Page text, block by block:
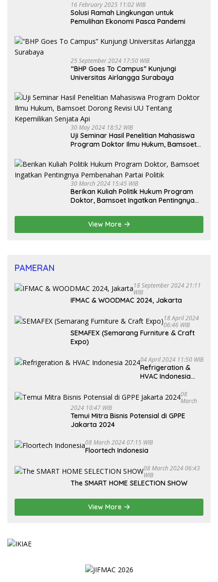
16 February 2025 11:02 WIB
Solusi Ramah Lingkungan untuk
Pemulihan Ekonomi Pasca Pandemi
25 September 2024 17:50 WIB
“BHP Goes To Campus” Kunjungi
Universitas Airlangga Surabaya
30 May 2024 18:52 WIB
Uji Seminar Hasil Penelitian Mahasiswa
Program Doktor Ilmu Hukum, Bamsoet
Senjata Api
30 March 2024 15:45 WIB
Berikan Kuliah Politik Hukum Program
Doktor, Bamsoet Ingatkan Pentingnya
View More
PAMERAN
18 September 2024 21:11
WIB
IFMAC & WOODMAC 2024, Jakarta
18 April 2024
06:46 WIB
SEMAFEX (Semarang Furniture & Craft
Expo)
04 April 2024 11:50 WIB
Refrigeration &
HVAC Indonesia
08
March
2024 10:47 WIB
Temui Mitra Bisnis Potensial di GPPE
Jakarta 2024
08 March 2024 07:15 WIB
Floortech Indonesia
08 March 2024 06:43
WIB
The SMART HOME SELECTION SHOW
View More